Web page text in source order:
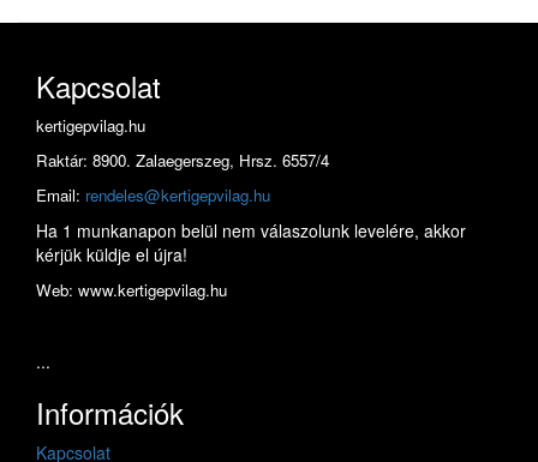
Kapcsolat
kertigepvilag.hu
Raktár: 8900. Zalaegerszeg, Hrsz. 6557/4
Email: rendeles@kertigepvilag.hu
Ha 1 munkanapon belül nem válaszolunk levelére, akkor
kérjük küldje el újra!
Web: www.kertigepvilag.hu
...
Információk
Kapcsolat